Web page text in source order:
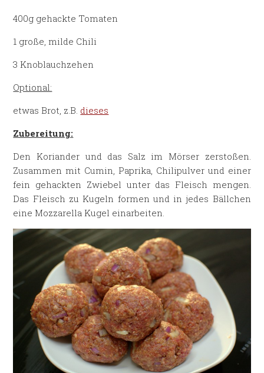
400g gehackte Tomaten
1 große, milde Chili
3 Knoblauchzehen
Optional:
etwas Brot, z.B. dieses
Zubereitung:
Den Koriander und das Salz im Mörser zerstoßen.
Zusammen mit Cumin, Paprika, Chilipulver und einer
fein gehackten Zwiebel unter das Fleisch mengen.
Das Fleisch zu Kugeln formen und in jedes Bällchen
eine Mozzarella Kugel einarbeiten.